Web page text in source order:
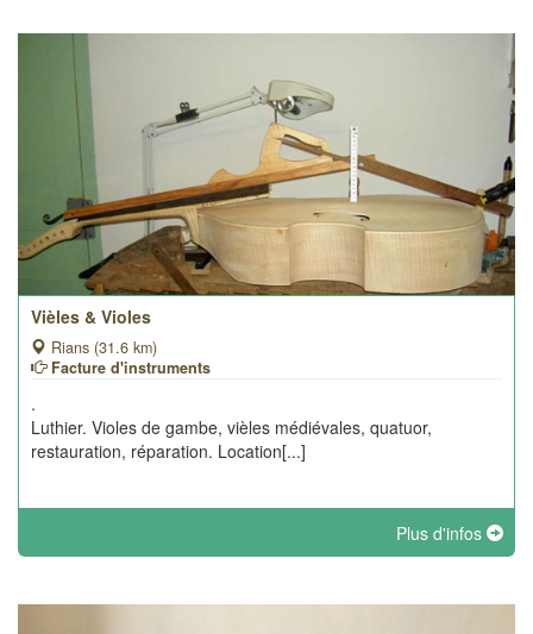
Vièles & Violes
Rians (31.6 km)
Facture d'instruments
.
Luthier. Violes de gambe, vièles médiévales, quatuor,
restauration, réparation. Location[...]
Plus d'infos